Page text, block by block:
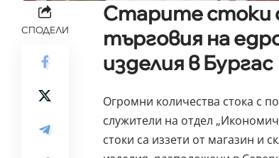
СПОДЕЛИ
Старите стоки
търговия на
изделия в Бургас
Огромни количества стока с
служители на отдел
стоки са иззети от магазин и